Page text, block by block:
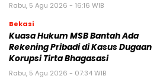
Rabu, 5 Agu 2026 - 16:16 WIB
Bekasi
Kuasa Hukum MSB Bantah Ada
Rekening Pribadi di Kasus Dugaan
Korupsi Tirta Bhagasasi
Rabu, 5 Agu 2026 - 07:34 WIB